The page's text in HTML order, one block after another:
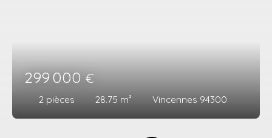
299 000€
2 pièces 28.75 m² Vincennes 94300